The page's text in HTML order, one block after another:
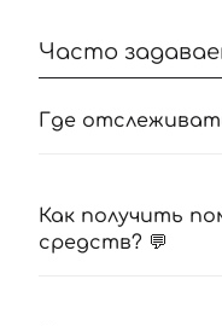
Часто
Где
Как получить
средств? 💬